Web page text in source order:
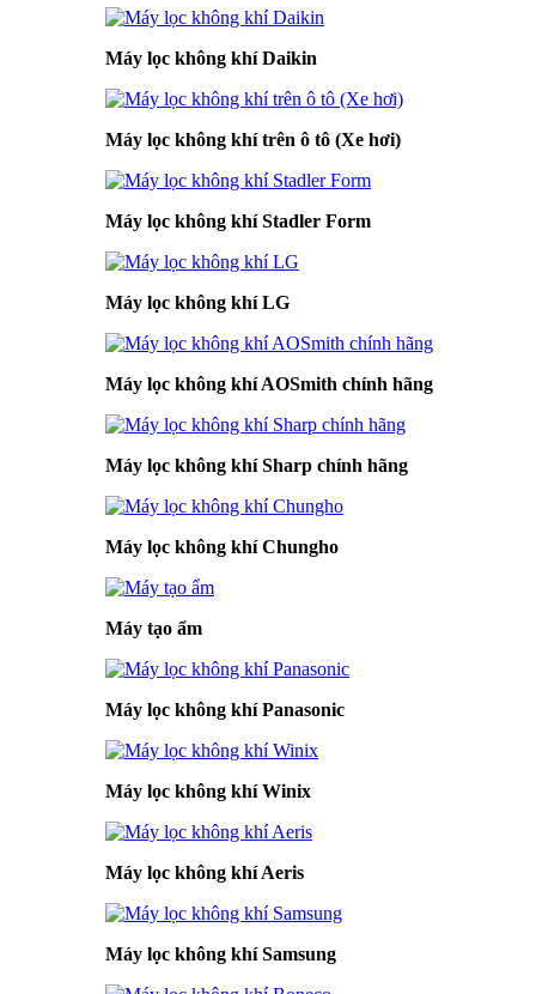
Máy lọc không khí Daikin
Máy lọc không khí trên ô tô (Xe hơi)
Máy lọc không khí Stadler Form
Máy lọc không khí LG
Máy lọc không khí AOSmith chính hãng
Máy lọc không khí Sharp chính hãng
Máy lọc không khí Chungho
Máy tạo ẩm
Máy lọc không khí Panasonic
Máy lọc không khí Winix
Máy lọc không khí Aeris
Máy lọc không khí Samsung